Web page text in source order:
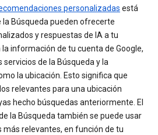
personalizadas está
la Búsqueda pueden ofrecerte
y respuestas de IA a tu
información de tu cuenta de Google,
de la Búsqueda y la
la ubicación. Esto significa que
relevantes para una ubicación
hecho búsquedas anteriormente. El
la Búsqueda también se puede usar
relevantes, en función de tu